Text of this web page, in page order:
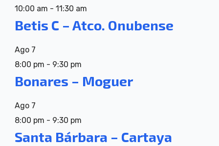
10:00 am - 11:30 am
Betis C – Atco. Onubense
Ago 7
8:00 pm - 9:30 pm
Bonares – Moguer
Ago 7
8:00 pm - 9:30 pm
Santa Bárbara – Cartaya